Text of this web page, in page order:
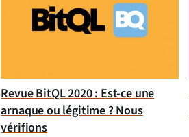
Revue BitQL 2020 : Est-ce une
arnaque ou légitime ? Nous
vérifions